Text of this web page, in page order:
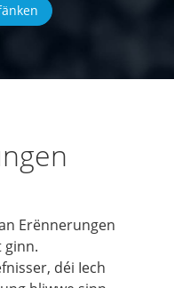
Erënnerungen
ginn.
déi Iech